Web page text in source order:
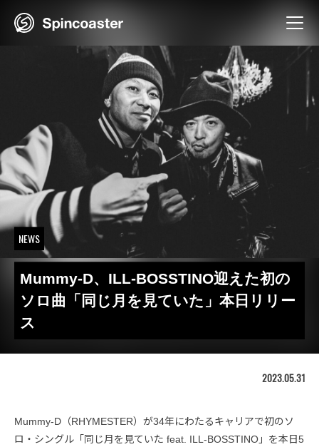
NEWS
Mummy-D、ILL-BOSSTINO迎えた初の
ソロ曲「同じ月を見ていた」本日リリー
ス
2023.05.31
Mummy-D（RHYMESTER）が34年にわたるキャリアで初のソ
ロ・シングル「同じ月を見ていた feat. ILL-BOSSTINO」を本日5